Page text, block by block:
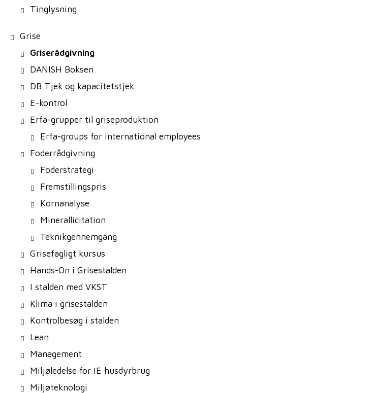
Tinglysning
Grise
Griserådgivning
DANISH Boksen
DB Tjek og kapacitetstjek
E-kontrol
Erfa-grupper til griseproduktion
Erfa-groups for international employees
Foderrådgivning
Foderstrategi
Fremstillingspris
Kornanalyse
Minerallicitation
Teknikgennemgang
Grisefagligt kursus
Hands-On i Grisestalden
I stalden med VKST
Klima i grisestalden
Kontrolbesøg i stalden
Lean
Management
Miljøledelse for IE husdyrbrug
Miljøteknologi